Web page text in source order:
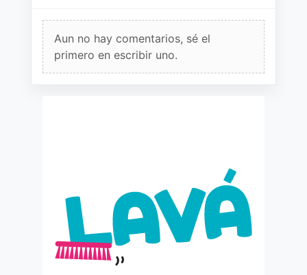
Aun no hay comentarios, sé el
primero en escribir uno.